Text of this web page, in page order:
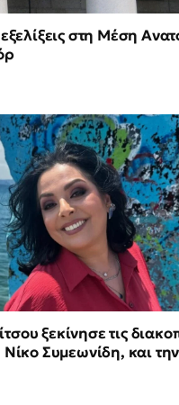
στη Μέση
ξεκίνησε τις
Νίκο Συμεωνίδη, και